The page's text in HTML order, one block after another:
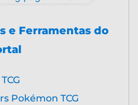
e Ferramentas do
Pokémon TCG